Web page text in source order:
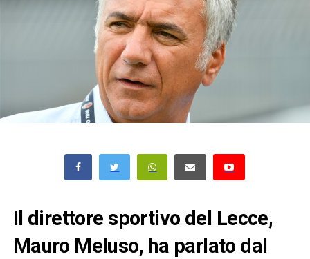
Il direttore sportivo del Lecce,
Mauro Meluso, ha parlato dal